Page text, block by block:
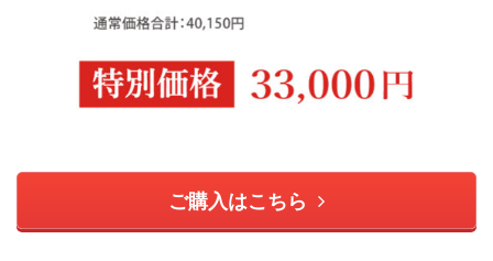
ご購入はこちら